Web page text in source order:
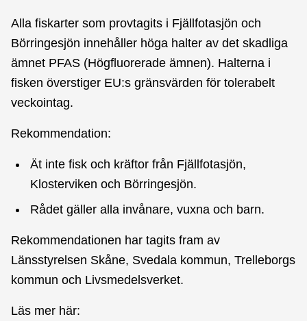
Alla fiskarter som provtagits i Fjällfotasjön och
Börringesjön innehåller höga halter av det skadliga
ämnet PFAS (Högfluorerade ämnen). Halterna i
fisken överstiger EU:s gränsvärden för tolerabelt
veckointag.
Rekommendation:
Ät inte fisk och kräftor från Fjällfotasjön,
Klosterviken och Börringesjön.
Rådet gäller alla invånare, vuxna och barn.
Rekommendationen har tagits fram av
Länsstyrelsen Skåne, Svedala kommun, Trelleborgs
kommun och Livsmedelsverket.
Läs mer här: